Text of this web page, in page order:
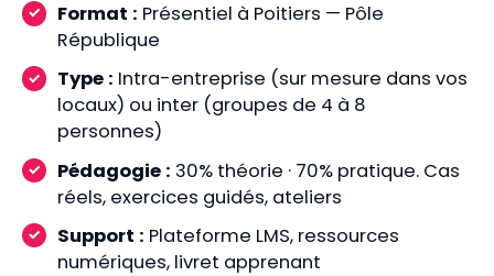
Format : Présentiel à Poitiers — Pôle
République
Type : Intra-entreprise (sur mesure dans vos
locaux) ou inter (groupes de 4 à 8
personnes)
Pédagogie : 30% théorie · 70% pratique. Cas
réels, exercices guidés, ateliers
Support : Plateforme LMS, ressources
numériques, livret apprenant